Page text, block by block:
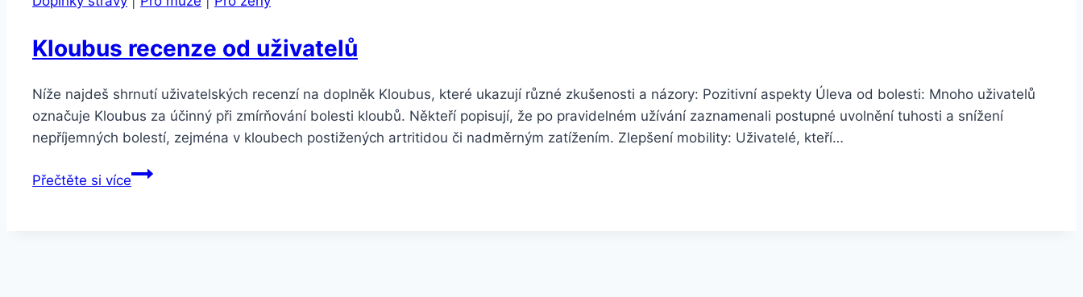
Kloubus recenze od uživatelů
Níže najdeš shrnutí uživatelských recenzí na doplněk Kloubus, které ukazují různé zkušenosti a názory: Pozitivní aspekty Úleva od bolesti: Mnoho uživatelů
označuje Kloubus za účinný při zmírňování bolesti kloubů. Někteří popisují, že po pravidelném užívání zaznamenali postupné uvolnění tuhosti a snížení
nepříjemných bolestí, zejména v kloubech postižených artritidou či nadměrným zatížením. Zlepšení mobility: Uživatelé, kteří…
Přečtěte si víceKloubus